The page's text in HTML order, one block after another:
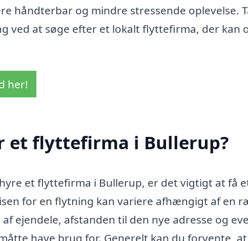
håndterbar og mindre stressende oplevelse.
ved at søge efter et lokalt flyttefirma, der kan
her!
et flyttefirma i Bullerup?
et flyttefirma i Bullerup, er det vigtigt at få
for en flytning kan variere afhængigt af en
ejendele, afstanden til den nye adresse og
have brug for. Generelt kan du forvente,